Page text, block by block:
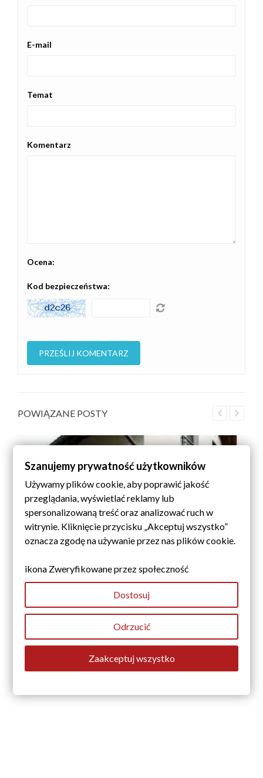
E-mail
Temat
Komentarz
Ocena:
Kod bezpieczeństwa:
POWIĄZANE POSTY
LAMEL ELEWACYJNY INSTRUKCJA MONTARZU
KROK PO KROKU
8616wyświetlenia
Chcesz szybko i efektownie odmienić wygląd swojej elewacji?
Przeczytaj nasz blog, aby poznać prostą instrukcję...
Szanujemy prywatność użytkowników
Używamy plików cookie, aby poprawić jakość
przeglądania, wyświetlać reklamy lub
spersonalizowaną treść oraz analizować ruch w
witrynie. Kliknięcie przycisku „Akceptuj wszystko”
oznacza zgodę na używanie przez nas plików cookie.
ikona Zweryfikowane przez społeczność
Dostosuj
Odrzucić
Zaakceptuj wszystko